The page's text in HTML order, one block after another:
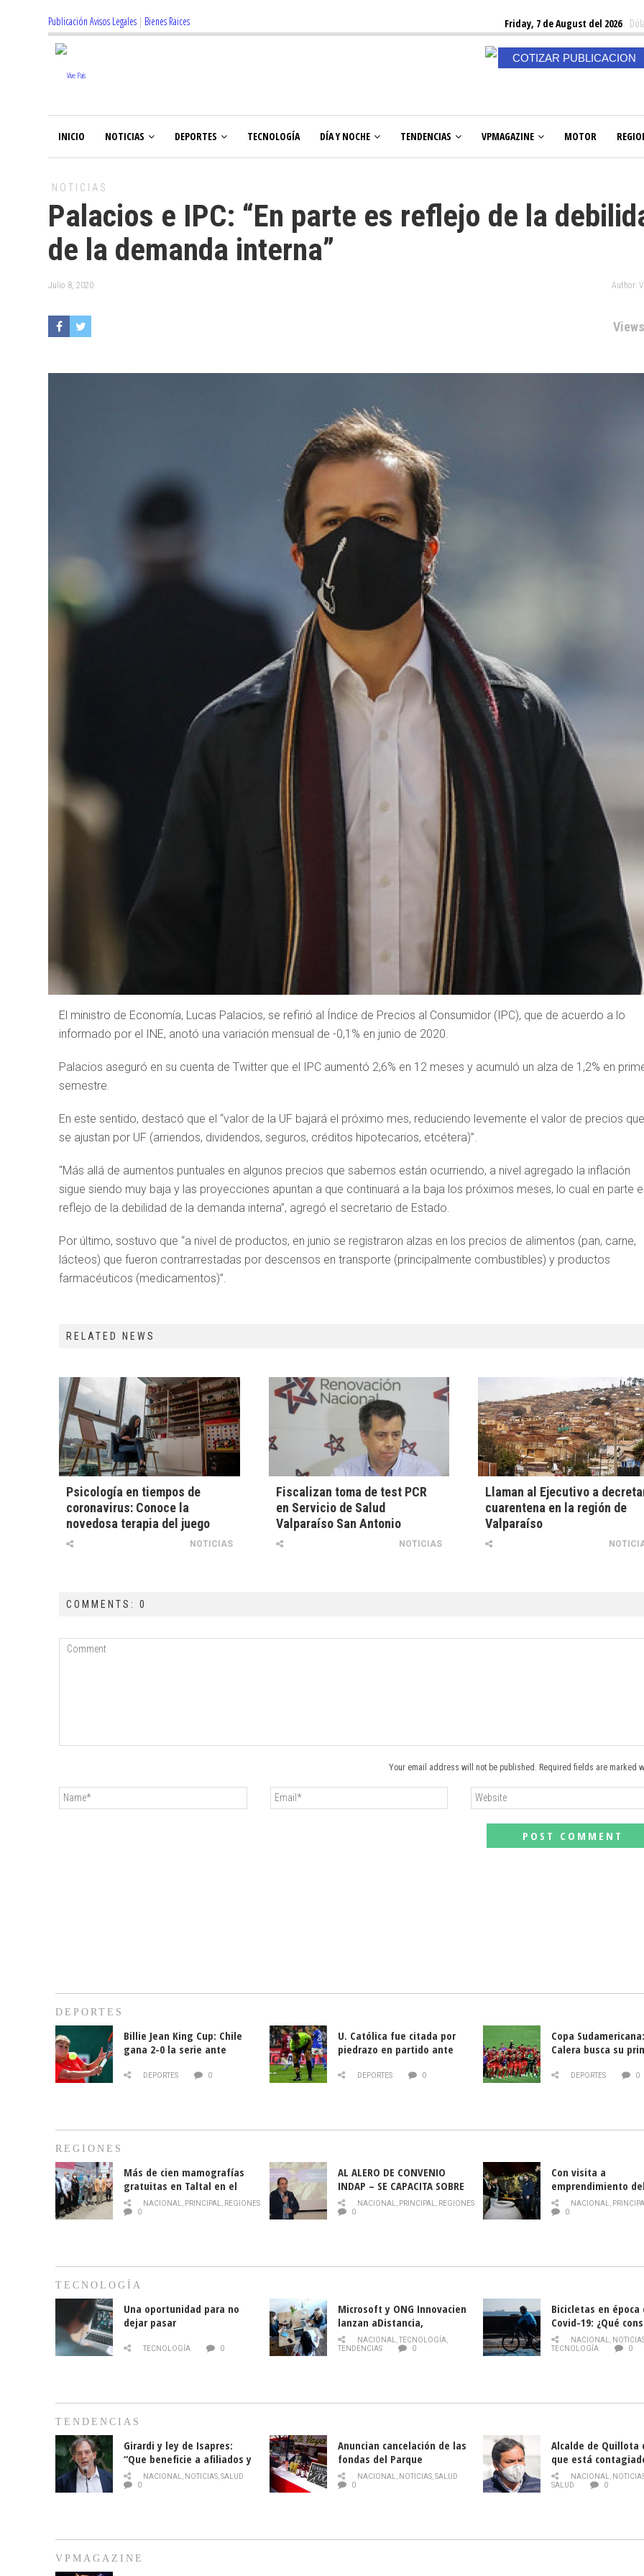
Publicación Avisos Legales | Bienes Raices Friday, 7 de August del 2026
COTIZAR PUBLICACION
INICIO NOTICIAS DEPORTES TECNOLOGÍA DÍA Y NOCHE TENDENCIAS VPMAGAZINE MOTOR
NOTICIAS
Palacios e IPC: “En parte es reflejo de la
de la demanda interna”
Julio 8, 2020 Author:
El ministro de Economía, Lucas Palacios, se refirió al Índice de Precios al Consumidor (IPC), que de acuerdo a lo
informado por el INE, anotó una variación mensual de -0,1% en junio de 2020.
Palacios aseguró en su cuenta de Twitter que el IPC aumentó 2,6% en 12 meses y acumuló un alza de 1,2% en
semestre.
En este sentido, destacó que el “valor de la UF bajará el próximo mes, reduciendo levemente el valor de precios que
se ajustan por UF (arriendos, dividendos, seguros, créditos hipotecarios, etcétera)”.
“Más allá de aumentos puntuales en algunos precios que sabemos están ocurriendo, a nivel agregado la inflación
sigue siendo muy baja y las proyecciones apuntan a que continuará a la baja los próximos meses, lo cual en parte
reflejo de la debilidad de la demanda interna”, agregó el secretario de Estado.
Por último, sostuvo que “a nivel de productos, en junio se registraron alzas en los precios de alimentos (pan, carne,
lácteos) que fueron contrarrestadas por descensos en transporte (principalmente combustibles) y productos
farmacéuticos (medicamentos)”.
RELATED NEWS
Psicología en tiempos de
coronavirus: Conoce la
novedosa terapia del juego
NOTICIAS
Fiscalizan toma de test PCR
en Servicio de Salud
Valparaíso San Antonio
NOTICIAS
Llaman al Ejecutivo a
cuarentena en la región de
Valparaíso
COMMENTS: 0
Your email address will not be published. Required fields are marked
DEPORTES
Billie Jean King Cup: Chile
gana 2-0 la serie ante
DEPORTES 0
U. Católica fue citada por
piedrazo en partido ante
DEPORTES 0
Copa
Calera busca su
DEPORTES 0
REGIONES
Más de cien mamografías
gratuitas en Taltal en el
mes de la prevención del
cáncer de mama
NACIONAL, PRINCIPAL, REGIONES
0
AL ALERO DE CONVENIO
INDAP – SE CAPACITA SOBRE
PLAGA DROSOPHILA SUZUKII
NACIONAL, PRINCIPAL, REGIONES
0
Con visita a
emprendimiento
y llamado al
historia campesina
NACIONAL,
0
TECNOLOGÍA
Una oportunidad para no
dejar pasar
TECNOLOGÍA 0
Microsoft y ONG Innovacien
lanzan aDistancia,
plataforma con cursos
gratuitos online sobre
NACIONAL,TECNOLOGÍA,
TENDENCIAS
0
Bicicletas en época
Covid-19: ¿Qué
momento de
NACIONAL,
TECNOLOGÍA
0
TENDENCIAS
Girardi y ley de Isapres:
“Que beneficie a afiliados y
no legalice el abuso”
NACIONAL, NOTICIAS,SALUD
0
Anuncian cancelación de las
fondas del Parque
O’Higgins debido al
coronavirus
NACIONAL, NOTICIAS,SALUD
0
Alcalde de Quillota
que está
COVID-19
NACIONAL,
SALUD
0
VPMAGAZINE